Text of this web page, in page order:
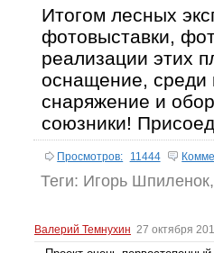
Итогом лесных
фотовыставки,
реализации этих
оснащение, среди
снаряжение и
союзники!
Просмотров: 11444
Теги: Игорь Шпиленок
Валерий Темнухин 27 октября